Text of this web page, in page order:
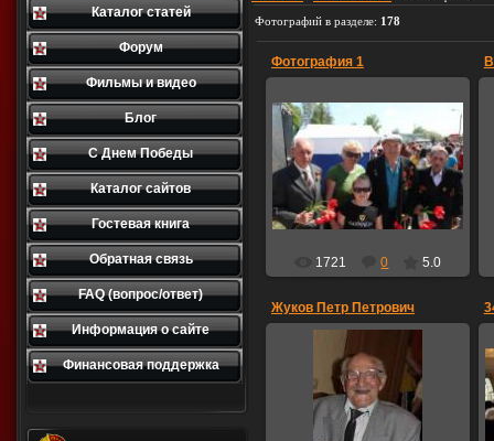
Каталог статей
Форум
Фильмы и видео
Блог
С Днем Победы
Каталог сайтов
Гостевая книга
Обратная связь
FAQ (вопрос/ответ)
Информация о сайте
Финансовая поддержка
Фотографий в разделе: 178
Фотография 1
04.04.2015
Ветераны г.Меленки.
Владимировской обл.
дама
1721 0 5.0
Жуков Петр Петрович
03.03.2015
Clav-prisman